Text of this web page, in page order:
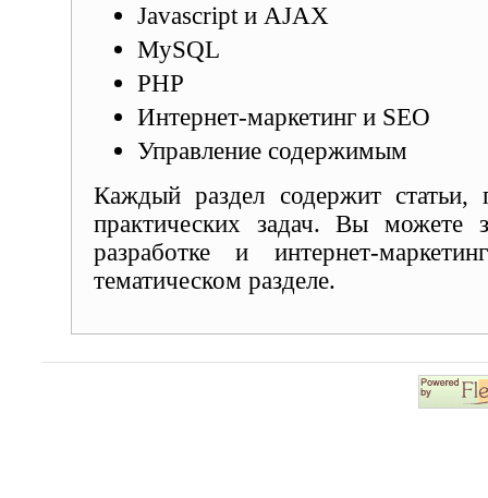
Javascript и AJAX
MySQL
PHP
Интернет-маркетинг и SEO
Управление содержимым
Каждый раздел содержит
практических задач. Вы можете
разработке и интернет-
тематическом разделе.